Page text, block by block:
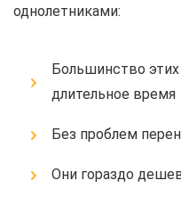
однолетниками:
Большинство
длительное время
Без проблем
Они гораздо